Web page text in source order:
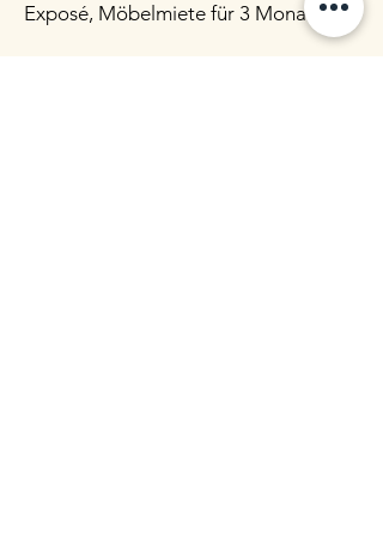
Exposé, Möbelmiete für 3 Monate